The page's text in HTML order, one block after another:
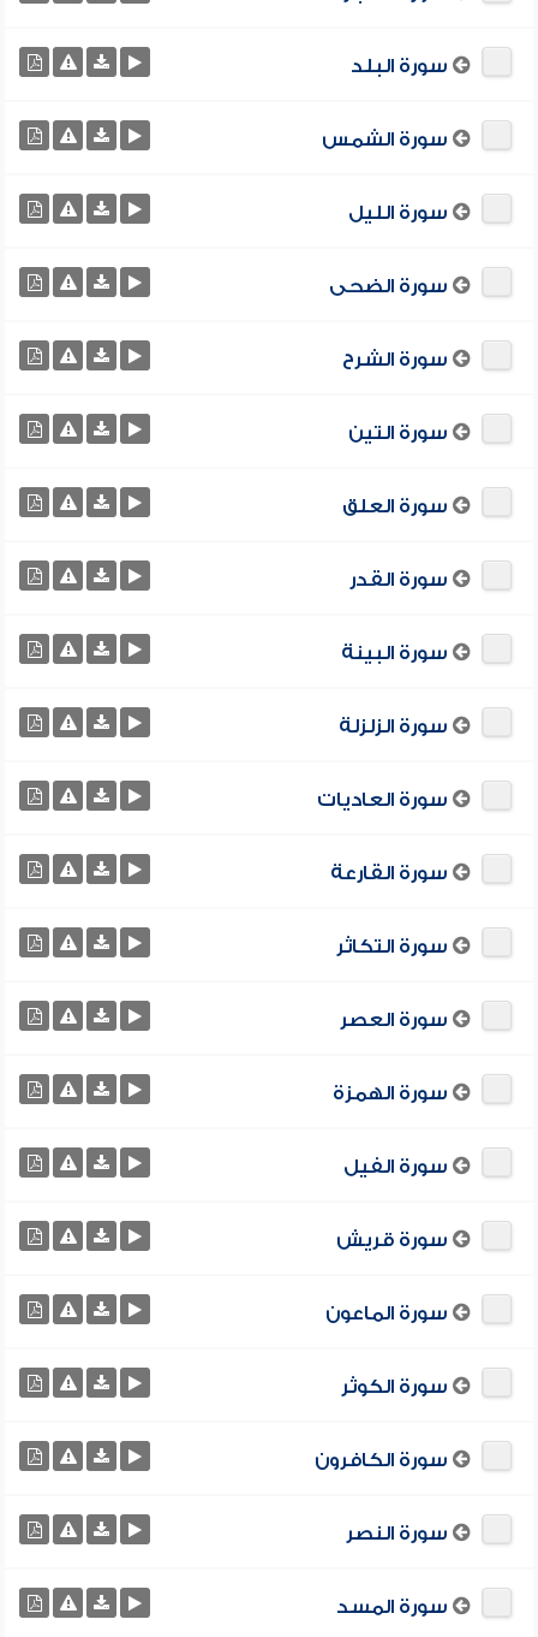
سورة البلد
سورة الشمس
سورة الليل
سورة الضحى
سورة الشرح
سورة التين
سورة العلق
سورة القدر
سورة البينة
سورة الزلزلة
سورة العاديات
سورة القارعة
سورة التكاثر
سورة العصر
سورة الهمزة
سورة الفيل
سورة قريش
سورة الماعون
سورة الكوثر
سورة الكافرون
سورة النصر
سورة المسد